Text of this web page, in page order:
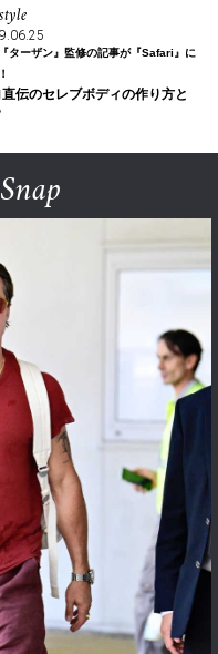
ターザン』監修の記事が『Safari』に
直伝のセレブボディの作り方と